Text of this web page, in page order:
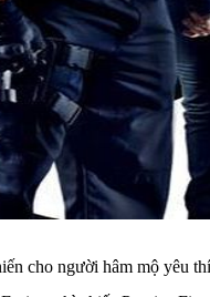
cho người hâm mộ yêu